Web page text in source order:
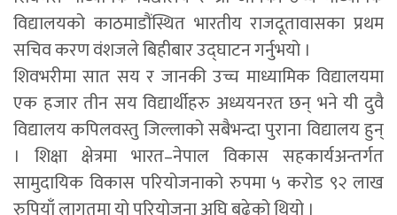
विद्यालयको काठमाडौंस्थित भारतीय राजदूतावासका प्रथम
सचिव करण वंशजले बिहीबार उद्घाटन गर्नुभयो ।
शिवभरीमा सात सय र जानकी उच्च माध्यामिक विद्यालयमा
एक हजार तीन सय विद्यार्थीहरु अध्ययनरत छन् भने यी दुवै
विद्यालय कपिलवस्तु जिल्लाको सबैभन्दा पुराना विद्यालय हुन्
। शिक्षा क्षेत्रमा भारत–नेपाल विकास सहकार्यअन्तर्गत
सामुदायिक विकास परियोजनाको रुपमा ५ करोड ९२ लाख